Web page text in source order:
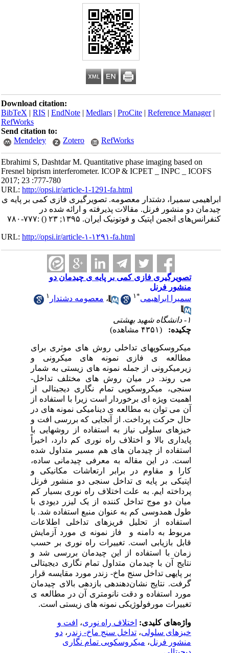
Download citation:
BibTeX|RIS|EndNote|Medlars|ProCite|Reference Manager
RefWorks
Send citation to:
Mendeley
Zotero RefWorks
Ebrahimi S, Dashtdar M. Quantitative phase imaging based on
Fresnel biprism interferometer. ICOP & ICPET _ INPC _ ICOFS
2017; 23 :777-780
URL:http://opsi.ir/article-1-1291-fa.html
ابراهیمی سمیرا، دشتدار معصومه. تصویرگیری فازی کمی بر پایه ی
چیدمان دو منشور فرنل. مقالات پذیرفته و ارائه شده در
کنفرانس‌های انجمن اپتیک و فوتونیک ایران. ۱۳۹۵; ۲۳
() :۷۷۷-۷۸۰
URL:http://opsi.ir/article-۱-۱۲۹۱-fa.html
تصویرگیری فازی کمی بر پایه ی چیدمان دو
منشور فرنل
سمیرا ابراهیمی
۱ ،معصومه دشتدار۱
چکیده:
میکروسکوپ­های تداخلی روش ­های موثری برای
مطالعه ­ی فازی نمونه­ های میکرونی و
زیرمیکرونی از جمله نمونه­ های زیستی به شمار
می­ روند. در میان روش ­های مختلف تداخل­
سنجی، میکروسکوپی تمام­ نگاری دیجیتالی از
اهمیت ویژه ­ای برخوردار است زیرا با استفاده از
آن می ­توان به مطالعه ­ی دینامیکی نمونه ­های در
حال حرکت پرداخت. از آنجایی ­که بررسی افت و
خیزهای سلولی نیاز به استفاده از روش­هایی با
پایداری بالا و اختلاف راه نوری کم دارد، اخیراً
استفاده از چیدمان­ های هم ­مسیر متداول شده
است. در این مقاله به معرفی چیدمانی ساده،
کارا و مقاوم در برابر ارتعاشات مکانیکی و
اپتیکی بر پایه­ ی تداخل­ سنجی دو منشور فرنل
پرداخته­ ایم. به علت اختلاف راه نوری بسیار کم
میان دو موج تداخل­ کننده از یک لیزر دیودی با
طول همدوسی کم به عنوان منبع استفاده شد. با
استفاده از تحلیل فریزهای تداخلی اطلاعات
مربوط به دامنه و فاز نمونه­ ی مورد آزمایش
قابل بازیابی است. تغییرات راه نوری بر حسب
زمان با استفاده از این چیدمان بررسی شد و
نتایج آن با چیدمان متداول تمام­ نگاری دیجیتالی
بر پایه­ی تداخل­ سنج ماخ- زندر مورد مقایسه قرار
گرفت. نتایج نشاندهنده­ی بازدهی بالای چیدمان
مورد استفاده و دقت نانومتری آن در مطالعه­ ی
تغییرات مورفولوژیکی نمونه­ های زیستی است.
واژه‌های کلیدی:اختلاف راه نوری،افت و
خیزهای سلولی،تداخل سنج ماخ- زندر، دو
منشور فرنل،میکروسکوپی تمام نگاری